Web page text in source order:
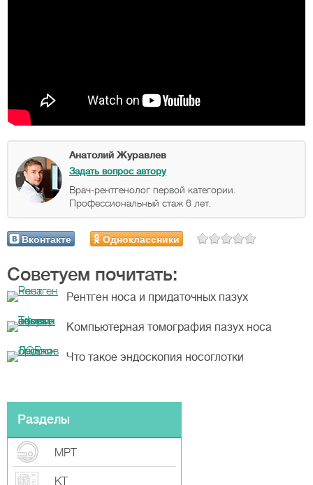
Анатолий Журавлев
Задать вопрос автору
Врач-рентгенолог первой категории.
Профессиональный стаж 6 лет.
Вконтакте Одноклассники
Советуем почитать:
Рентген носа и придаточных пазух
Компьютерная томография пазух носа
Что такое эндоскопия носоглотки
Разделы
МРТ
КТ